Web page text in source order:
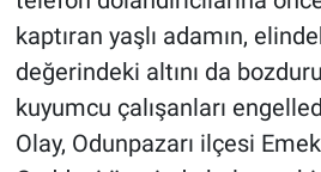
kaptıran yaşlı adamın,
değerindeki altını da
kuyumcu çalışanları
Olay, Odunpazarı ilçesi